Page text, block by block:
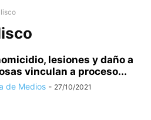
lesiones y daño a
vinculan a proceso...
de Medios - 27/10/2021